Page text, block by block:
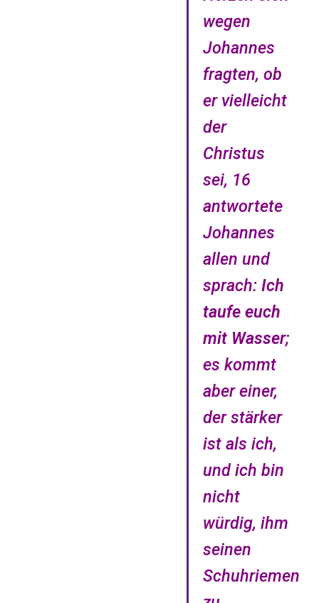
wegen
Johannes
fragten, ob
er vielleicht
der
Christus
sei, 16
antwortete
Johannes
allen und
sprach:Ich
taufe euch
mit Wasser;
es kommt
aber einer,
der stärker
ist als ich,
und ich bin
nicht
würdig, ihm
seinen
Schuhriemen